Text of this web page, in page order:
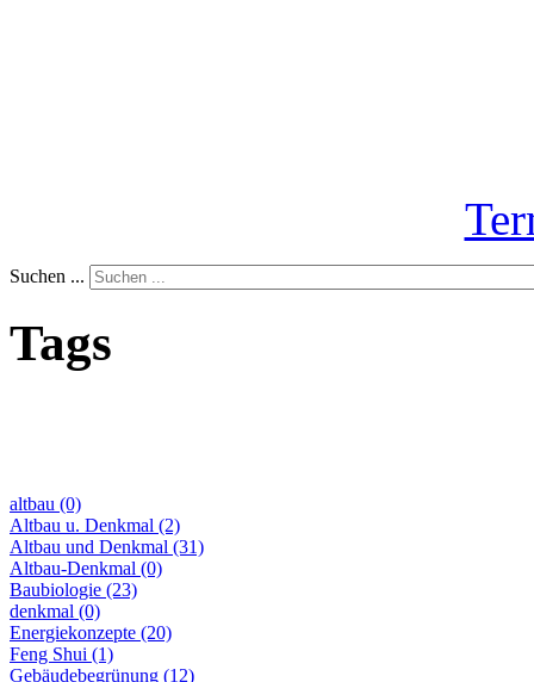
Suchen ...
Tags
altbau (0)
Altbau u. Denkmal (2)
Altbau und Denkmal (31)
Altbau-Denkmal (0)
Baubiologie (23)
denkmal (0)
Energiekonzepte (20)
Feng Shui (1)
Gebäudebegrünung (12)